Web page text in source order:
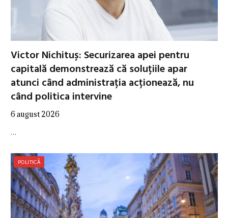
Victor Nichituș: Securizarea apei pentru
capitală demonstrează că soluțiile apar
atunci când administrația acționează, nu
când politica intervine
6 august 2026
…
POLITICĂ